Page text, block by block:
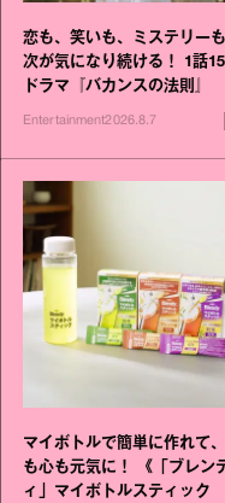
恋も、笑いも、ミステリーも
次が気になり続ける！ 1話
ドラマ『バカンスの法則』
Entertainment2026.8.7
マイボトルで簡単に作れて
も心も元気に！ 《「ブレン
ィ」マイボトルスティック